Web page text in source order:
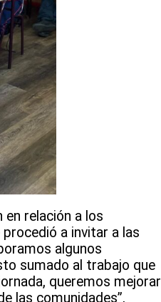
relación a los
a invitar a las
algunos
sumado al trabajo que
queremos mejorar
las comunidades”,